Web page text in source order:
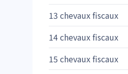
13 chevaux fiscaux
14 chevaux fiscaux
15 chevaux fiscaux